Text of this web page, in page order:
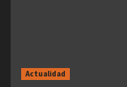
Actualidad